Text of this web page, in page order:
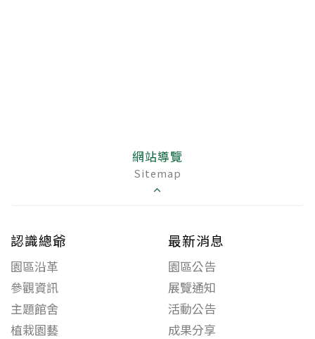
網站導覽
Sitemap
認識總爺
園區沿革
參觀資訊
主題館舍
植栽園藝
最新消息
園區公告
展覽通知
活動公告
成果分享